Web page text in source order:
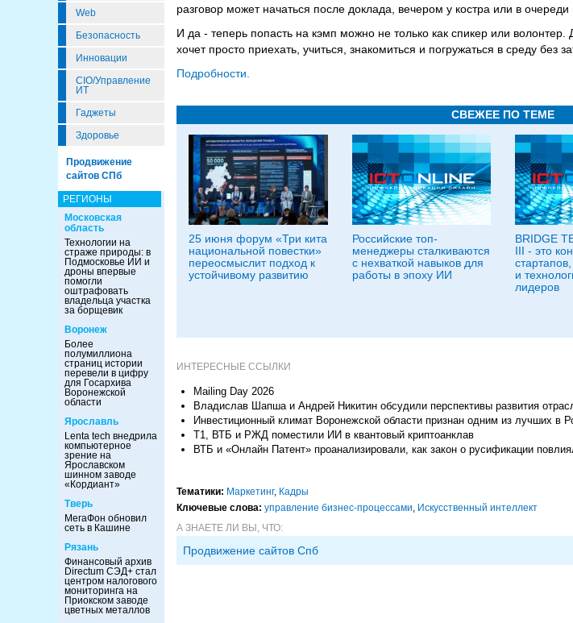
Web
Безопасность
Инновации
CIO/Управление
ИТ
Гаджеты
Здоровье
Продвижение
сайтов СПб
РЕГИОНЫ
Московская
область
Технологии на
страже природы: в
Подмосковье ИИ и
дроны впервые
помогли
оштрафовать
владельца участка
за борщевик
Воронеж
Более
полумиллиона
страниц истории
перевели в цифру
для Госархива
Воронежской
области
Ярославль
Lenta tech внедрила
компьютерное
зрение на
Ярославском
шинном заводе
«Кордиант»
Тверь
МегаФон обновил
сеть в Кашине
Рязань
Финансовый архив
Directum СЭД+ стал
центром налогового
мониторинга на
Приокском заводе
цветных металлов
разговор может начаться после доклада, вечером у костра или в очереди
И да - теперь попасть на кэмп можно не только как спикер или
хочет просто приехать, учиться, знакомиться и погружаться в среду без
Подробности.
СВЕЖЕЕ ПО ТЕМЕ
25 июня форум «Три кита
национальной повестки»
переосмыслит подход к
устойчивому развитию
Российские топ-
менеджеры сталкиваются
с нехваткой навыков для
работы в эпоху ИИ
BRIDGE
III - это
и
лидеров
ИНТЕРЕСНЫЕ ССЫЛКИ
Mailing Day 2026
Владислав Шапша и Андрей Никитин обсудили перспективы развития
Инвестиционный климат Воронежской области признан одним из лучших в
Т1, ВТБ и РЖД поместили ИИ в квантовый криптоанклав
ВТБ и «Онлайн Патент» проанализировали, как закон о русификации
Тематики: Маркетинг, Кадры
Ключевые слова: управление бизнес-процессами, Искусственный интеллект
А ЗНАЕТЕ ЛИ ВЫ, ЧТО:
Продвижение сайтов Спб